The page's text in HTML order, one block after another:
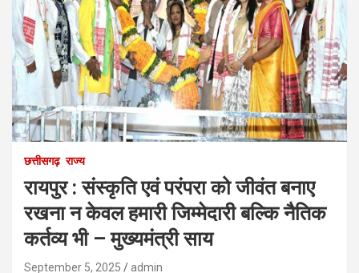
छत्तीसगढ़ राज्य
रायपुर : संस्कृति एवं परंपरा को जीवंत बनाए
रखना न केवल हमारी जिम्मेदारी बल्कि नैतिक
कर्तव्य भी – मुख्यमंत्री साय
September 5, 2025 admin